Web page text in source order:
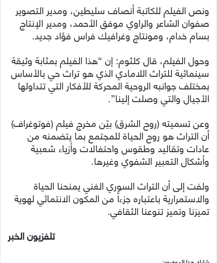
ونص الفيلم للكاتبة أنصاف سليطين، ومدير التصوير
صفوان الشاعر والراوي موفق الأحمد، ومدير الإنتاج
بسام خدام، ومونتاج وغرافيك فراس فؤاد جديد.
وحول الفيلم، قال كلثوم: إن “هذا الفيلم بمثابة وثيقة
سينمائية للتراث اللامادي الذي هو تراث حي بالأساس
بمختلف جوانبه الروحية المحركة للأفكار التي تتداولها
الأجيال والتي وصلت إلينا”.
وعن تسميته (روح الشرق) بيّن مخرج فيلم (فوتوغراف)
أن التراث هو روح الحياة للمجتمع بما يتضمنه من
عادات وتقاليد وطقوس واحتفالات وأزياء شعبية
وأشكال التعبير الشفوي وغيرها.
ولفت إلى أن التراث السوري الغني يمنحنا الحياة
والاستمرارية باعتباره جزءاً من المكون الانتمائي لهوية
تميزنا وتميز تنوعنا الثقافي.
تلفزيون الخبر